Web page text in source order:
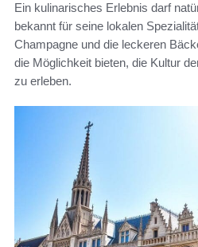
Ein kulinarisches Erlebnis darf
bekannt für seine lokalen
Champagne und die leckeren
die Möglichkeit bieten, die Kultur
zu erleben.